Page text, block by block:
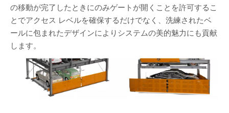
の移動が完了したときにのみゲートが開くことを許可するこ
とでアクセス レベルを確保するだけでなく、洗練されたベ
ールに包まれたデザインによりシステムの美的魅力にも貢献
します。